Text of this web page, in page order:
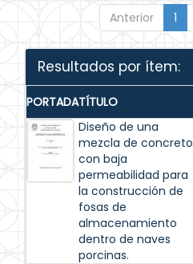
Anterior 1
Resultados por ítem:
PORTADATÍTULO
Diseño de una
mezcla de concreto
con baja
permeabilidad para
la construcción de
fosas de
almacenamiento
dentro de naves
porcinas.